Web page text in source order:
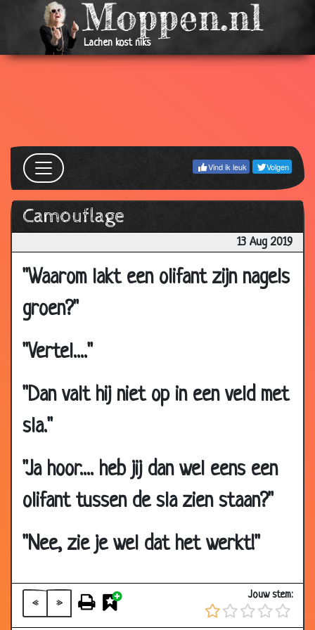
Lachen kost niks
Vind ik leuk Volgen
Camouflage
13 Aug 2019
"Waarom lakt een olifant zijn nagels
groen?"
"Vertel...."
"Dan valt hij niet op in een veld met
sla."
"Ja hoor.... heb jij dan wel eens een
olifant tussen de sla zien staan?"
"Nee, zie je wel dat het werkt!"
« »
Jouw stem:
07 Jan 2020
13 Dec 2019
Gekke koeienziekte
2.61
26 Nov 2019
Nu even niet....
2.99
31 Oct 2019
Evert Kwok - Trekker
22 Sep 2019
Hondenvoer
2.80
09 Sep
3.16